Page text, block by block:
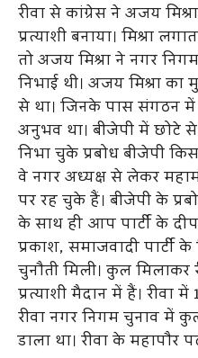
रीवा से कांग्रेस ने अजय
प्रत्याशी बनाया। मिश्रा
तो अजय मिश्रा ने नगर
निभाई थी। अजय मिश्रा का
से था। जिनके पास संगठन
अनुभव था। बीजेपी में छोटे
निभा चुके प्रबोध बीजेपी
वे नगर अध्यक्ष से लेकर
पर रह चुके हैं। बीजेपी के
के साथ ही आप पार्टी के
प्रकाश, समाजवादी पार्टी
चुनौती म‍िली। कुल मिलाकर
प्रत्याशी मैदान में हैं।
रीवा नगर निगम चुनाव में
डाला था। रीवा के महापौर